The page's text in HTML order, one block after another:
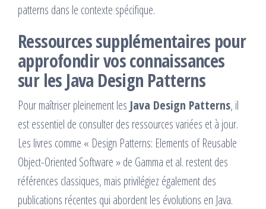
patterns dans le contexte spécifique.
Ressources supplémentaires pour
approfondir vos connaissances
sur les Java Design Patterns
Pour maîtriser pleinement les Java Design Patterns, il
est essentiel de consulter des ressources variées et à jour.
Les livres comme « Design Patterns: Elements of Reusable
Object-Oriented Software » de Gamma et al. restent des
références classiques, mais privilégiez également des
publications récentes qui abordent les évolutions en Java.